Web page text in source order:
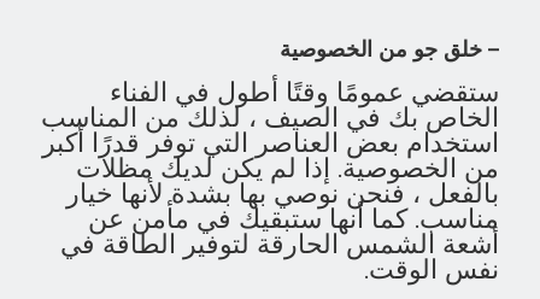
– خلق جو من الخصوصية
ستقضي عمومًا وقتًا أطول في الفناء
الخاص بك في الصيف ، لذلك من المناسب
استخدام بعض العناصر التي توفر قدرًا أكبر
من الخصوصية. إذا لم يكن لديك مظلات
بالفعل ، فنحن نوصي بها بشدة لأنها خيار
مناسب. كما أنها ستبقيك في مأمن عن
أشعة الشمس الحارقة لتوفير الطاقة في
نفس الوقت.